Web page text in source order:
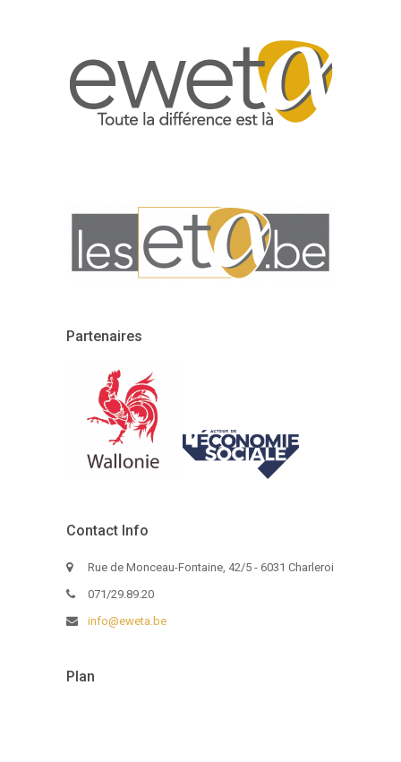
Partenaires
Contact Info
Rue de Monceau-Fontaine, 42/5 - 6031 Charleroi
071/29.89.20
info@eweta.be
Plan